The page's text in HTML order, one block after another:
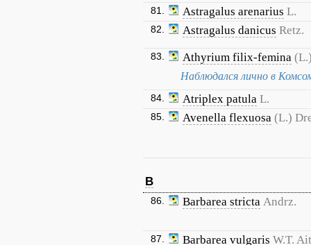
81. Astragalus arenarius L.
82. Astragalus danicus Retz.
83. Athyrium filix-femina
Наблюдался лично в
84. Atriplex patula L.
85. Avenella flexuosa (L.)
B
86. Barbarea stricta Andrz.
87. Barbarea vulgaris W.T.